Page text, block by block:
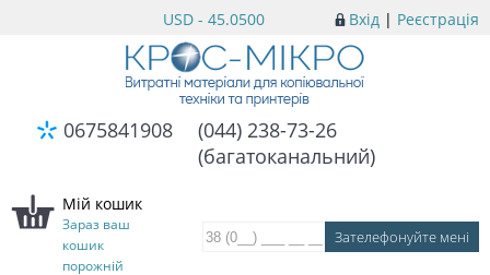
Вхід | Реєстрація
USD - 45.0500
0675841908
(044) 238-73-26
(багатоканальний)
Мій кошик
Зараз ваш
кошик
порожній